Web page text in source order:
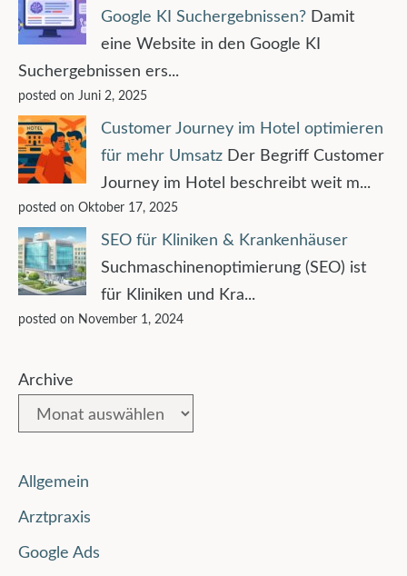
Google KI Suchergebnissen? Damit
eine Website in den Google KI
Suchergebnissen ers...
posted on Juni 2, 2025
Customer Journey im Hotel optimieren
für mehr Umsatz Der Begriff Customer
Journey im Hotel beschreibt weit m...
posted on Oktober 17, 2025
SEO für Kliniken & Krankenhäuser
Suchmaschinenoptimierung (SEO) ist
für Kliniken und Kra...
posted on November 1, 2024
Archive
Allgemein
Arztpraxis
Google Ads